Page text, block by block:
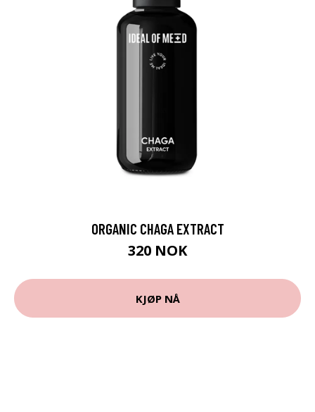
ORGANIC CHAGA EXTRACT
320 NOK
KJØP NÅ